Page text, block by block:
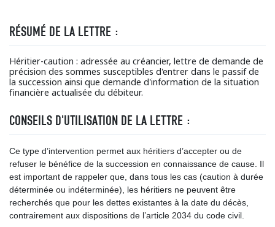
RÉSUMÉ DE LA LETTRE :
Héritier-caution : adressée au créancier, lettre de demande de
précision des sommes susceptibles d'entrer dans le passif de
la succession ainsi que demande d'information de la situation
financière actualisée du débiteur.
CONSEILS D'UTILISATION DE LA LETTRE :
Ce type d’intervention permet aux héritiers d’accepter ou de
refuser le bénéfice de la succession en connaissance de cause. Il
est important de rappeler que, dans tous les cas (caution à durée
déterminée ou indéterminée), les héritiers ne peuvent être
recherchés que pour les dettes existantes à la date du décès,
contrairement aux dispositions de l’article 2034 du code civil.